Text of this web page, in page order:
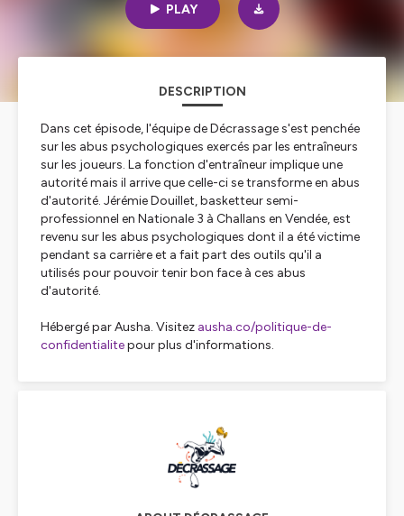
PLAY
DESCRIPTION
Dans cet épisode, l'équipe de Décrassage s'est penchée
sur les abus psychologiques exercés par les entraîneurs
sur les joueurs. La fonction d'entraîneur implique une
autorité mais il arrive que celle-ci se transforme en abus
d'autorité. Jérémie Douillet, basketteur semi-
professionnel en Nationale 3 à Challans en Vendée, est
revenu sur les abus psychologiques dont il a été victime
pendant sa carrière et a fait part des outils qu'il a
utilisés pour pouvoir tenir bon face à ces abus
d'autorité.
Hébergé par Ausha. Visitez ausha.co/politique-de-
confidentialitepour plus d'informations.